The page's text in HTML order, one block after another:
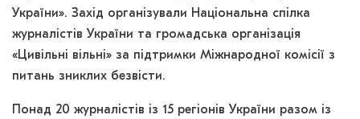
України». Захід організували Національна спілка
журналістів України та громадська організація
«Цивільні вільні» за підтримки Міжнародної комісії з
питань зниклих безвісти.
Понад 20 журналістів із 15 регіонів України разом із